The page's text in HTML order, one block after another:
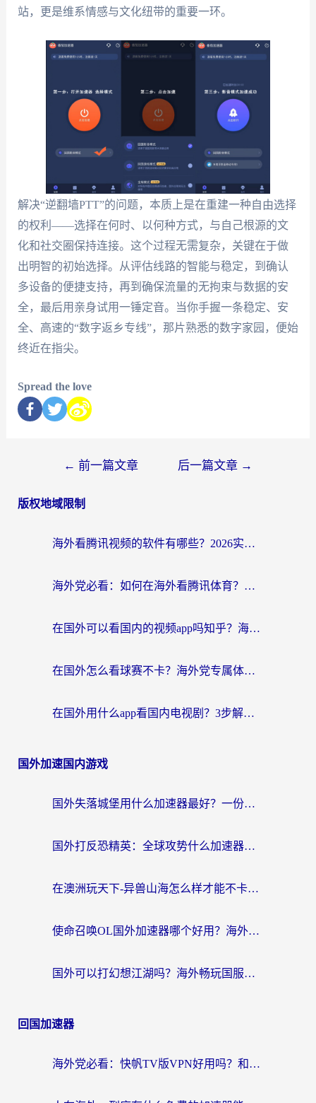
站，更是维系情感与文化纽带的重要一环。
解决“逆翻墙PTT”的问题，本质上是在重建一种自由选择
的权利——选择在何时、以何种方式，与自己根源的文
化和社交圈保持连接。这个过程无需复杂，关键在于做
出明智的初始选择。从评估线路的智能与稳定，到确认
多设备的便捷支持，再到确保流量的无拘束与数据的安
全，最后用亲身试用一锤定音。当你手握一条稳定、安
全、高速的“数字返乡专线”，那片熟悉的数字家园，便始
终近在指尖。
Spread the love
← 前一篇文章 后一篇文章 →
版权地域限制
海外看腾讯视频的软件有哪些？2026实测有效，留学生都在用的回国加速器指南
海外党必看：如何在海外看腾讯体育？解决赛事直播地区限制的终极指南
在国外可以看国内的视频app吗知乎？海外党亲测有效的追剧加速方案
在国外怎么看球赛不卡？海外党专属体育直播自由指南
在国外用什么app看国内电视剧？3步解决版权限制+卡顿难题
国外加速国内游戏
国外失落城堡用什么加速器最好？一份来自老玩家的真实指南
国外打反恐精英：全球攻势什么加速器好用？2026海外玩家国服游戏加速终极指南
在澳洲玩天下-异兽山海怎么样才能不卡？一份给南半球玩家的自救指南
使命召唤OL国外加速器哪个好用？海外玩家亲测的国服游戏加速终极指南
国外可以打幻想江湖吗？海外畅玩国服游戏的终极指南
回国加速器
海外党必看：快帆TV版VPN好用吗？和Easyback VPN对比哪个回国效果更好？附2026真实测评